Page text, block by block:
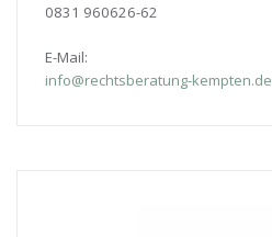
0831 960626-62
E-Mail:
info@rechtsberatung-kempten.de